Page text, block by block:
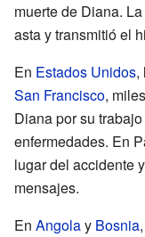
muerte de Diana.
asta y transmitió el
En Estados Unidos,
San Francisco,
Diana por su
enfermedades. En
lugar del accidente
mensajes.
En Angolay Bosnia